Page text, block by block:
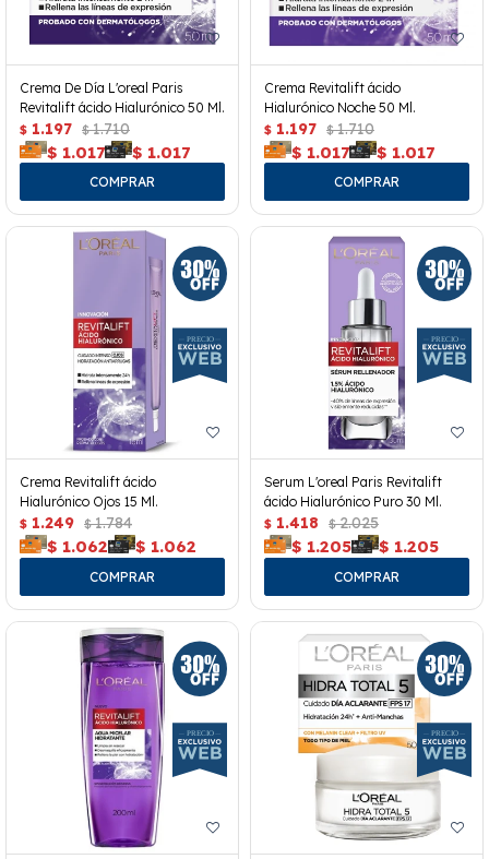
Crema De Día L'oreal Paris
Revitalift ácido Hialurónico 50 Ml.
$ 1.197 $ 1.710
$ 1.017 $ 1.017
Crema Revitalift ácido
Hialurónico Noche 50 Ml.
$ 1.197 $ 1.710
$ 1.017 $ 1.017
Crema Revitalift ácido
Hialurónico Ojos 15 Ml.
$ 1.249 $ 1.784
$ 1.062 $ 1.062
Serum L'oreal Paris Revitalift
ácido Hialurónico Puro 30 Ml.
$ 1.418 $ 2.025
$ 1.205 $ 1.205